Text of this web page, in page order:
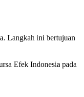
Langkah ini bertujuan
Efek Indonesia pada